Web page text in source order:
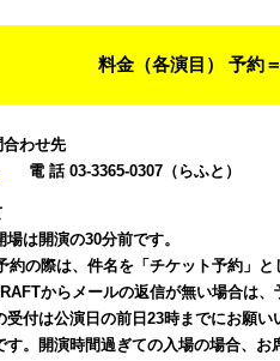
料金（各演目） 予約
わせ先
電 話 03-3365-0307 （らふと）
は開演の30分前です。
約の際は、件名を「チケット予約」
からメールの返信が無い場合は
付は公演日の前日23時までにお願い
。開演時間過ぎての入場の場合、